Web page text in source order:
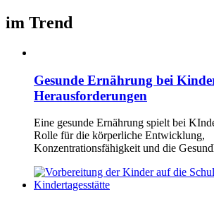
im Trend
Gesunde Ernährung bei
Herausforderungen
Eine gesunde Ernährung spielt bei
Rolle für die körperliche Entwicklung,
Konzentrationsfähigkeit und die